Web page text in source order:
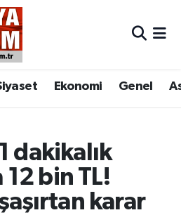
Ekonomi Genel
dakikalık
bin TL!
karar
Haritası
ve Fikstür